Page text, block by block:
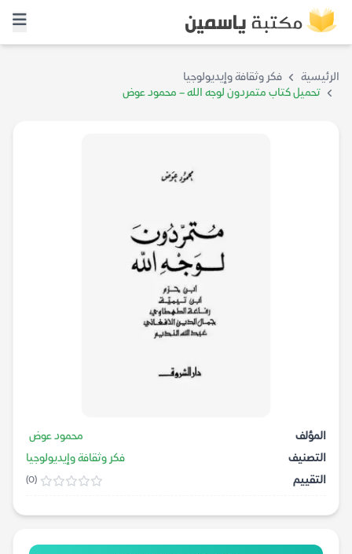
الرئيسية
فكر وثقافة وإيديولوجيا
تحميل كتاب متمردون لوجه الله – محمود عوض
المؤلف
محمود عوض
التصنيف
فكر وثقافة وإيديولوجيا
التقييم
(0)